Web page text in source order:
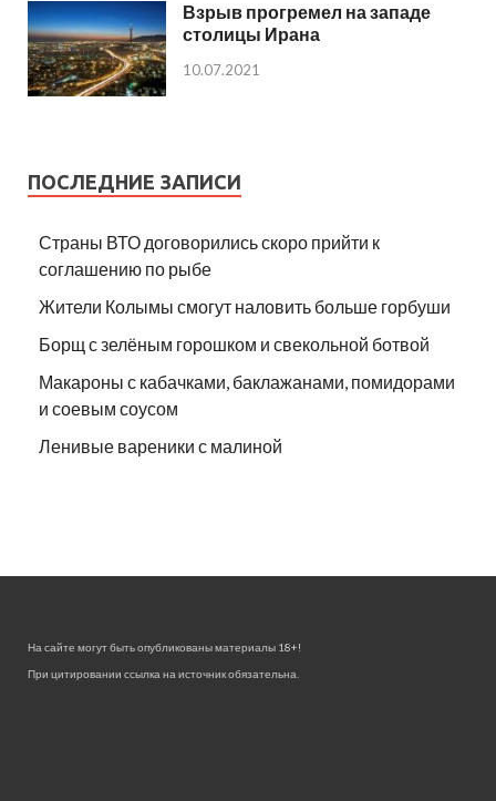
Взрыв прогремел на западе
столицы Ирана
10.07.2021
ПОСЛЕДНИЕ ЗАПИСИ
Страны ВТО договорились скоро прийти к
соглашению по рыбе
Жители Колымы смогут наловить больше горбуши
Борщ с зелёным горошком и свекольной ботвой
Макароны с кабачками, баклажанами, помидорами
и соевым соусом
Ленивые вареники с малиной
На сайте могут быть опубликованы материалы 18+!
При цитировании ссылка на источник обязательна.